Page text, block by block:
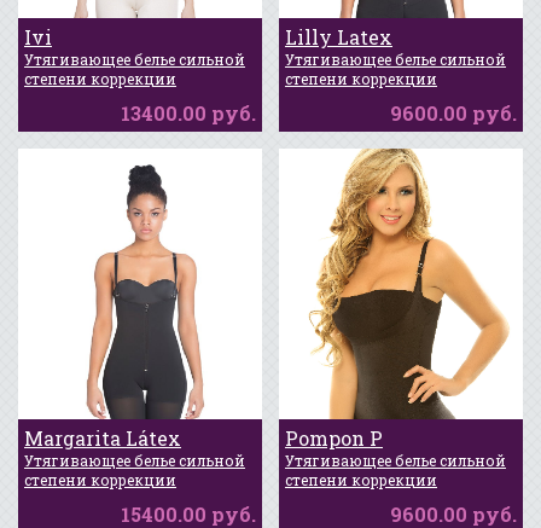
Ivi
Утягивающее белье сильной
степени коррекции
13400.00 руб.
Lilly Latex
Утягивающее белье сильной
степени коррекции
9600.00 руб.
Margarita Látex
Утягивающее белье сильной
степени коррекции
15400.00 руб.
Pompon P
Утягивающее белье сильной
степени коррекции
9600.00 руб.